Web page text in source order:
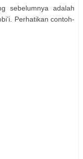
sebelumnya adalah
Perhatikan contoh-